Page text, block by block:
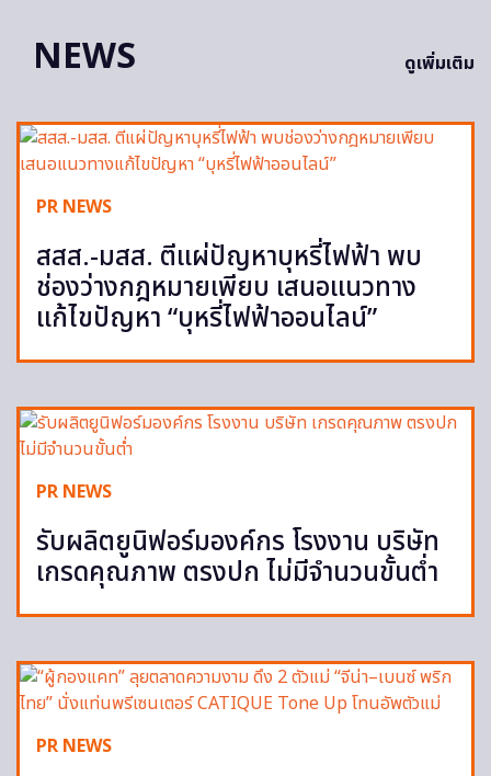
NEWS
ดูเพิ่มเติม
PR NEWS
สสส.-มสส. ตีแผ่ปัญหาบุหรี่ไฟฟ้า พบ
ช่องว่างกฎหมายเพียบ เสนอแนวทาง
แก้ไขปัญหา “บุหรี่ไฟฟ้าออนไลน์”
PR NEWS
รับผลิตยูนิฟอร์มองค์กร โรงงาน บริษัท
เกรดคุณภาพ ตรงปก ไม่มีจำนวนขั้นต่ำ
PR NEWS